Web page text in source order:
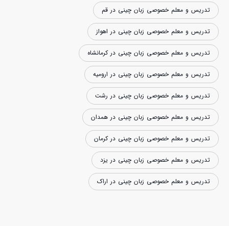
تدریس و معلم خصوصی زبان چینی در قم
تدریس و معلم خصوصی زبان چینی در اهواز
تدریس و معلم خصوصی زبان چینی در کرمانشاه
تدریس و معلم خصوصی زبان چینی در ارومیه
تدریس و معلم خصوصی زبان چینی در رشت
تدریس و معلم خصوصی زبان چینی در همدان
تدریس و معلم خصوصی زبان چینی در کرمان
تدریس و معلم خصوصی زبان چینی در یزد
تدریس و معلم خصوصی زبان چینی در اراک